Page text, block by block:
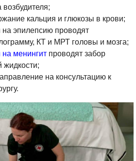
возбудителя;
кальция и глюкозы в крови;
на эпилепсию проводят
КТ и МРТ головы и мозга;
на менингит проводят забор
жидкости;
на консультацию к